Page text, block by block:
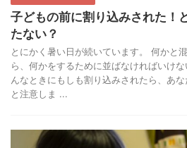
子どもの前に割り込みされた！
たない？
とにかく暑い日が続いています。 何かと
ら、何かをするために並ばなければいけ
んなときにもしも割り込みされたら、あ
と注意しま ...